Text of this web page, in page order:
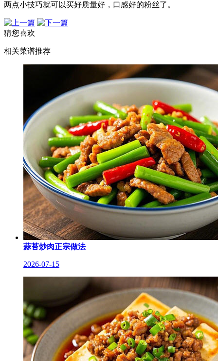
两点小技巧就可以买好质量好，口感好的粉丝了。
猜您喜欢
相关菜谱推荐
蒜苔炒肉正宗做法
2026-07-15